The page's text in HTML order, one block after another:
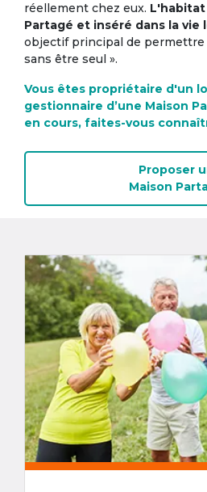
réellement chez eux. L'habitat
Partagé et inséré dans la vie
objectif principal de permettre
sans être seul ».
Vous êtes propriétaire d'un
gestionnaire d’une Maison
en cours, faites-vous
Proposer
Maison